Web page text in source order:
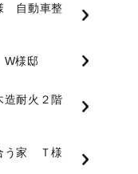
自動車整
様邸
造耐火２階
う家 Ｔ様